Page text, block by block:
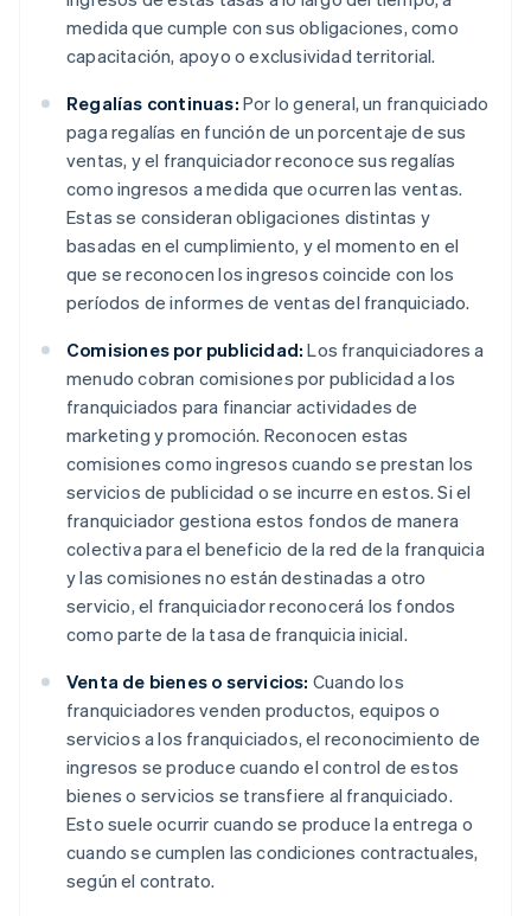
medida que cumple con sus obligaciones, como
capacitación, apoyo o exclusividad territorial.
Regalías continuas: Por lo general, un franquiciado
paga regalías en función de un porcentaje de sus
ventas, y el franquiciador reconoce sus regalías
como ingresos a medida que ocurren las ventas.
Estas se consideran obligaciones distintas y
basadas en el cumplimiento, y el momento en el
que se reconocen los ingresos coincide con los
períodos de informes de ventas del franquiciado.
Comisiones por publicidad: Los franquiciadores a
menudo cobran comisiones por publicidad a los
franquiciados para financiar actividades de
marketing y promoción. Reconocen estas
comisiones como ingresos cuando se prestan los
servicios de publicidad o se incurre en estos. Si el
franquiciador gestiona estos fondos de manera
colectiva para el beneficio de la red de la franquicia
y las comisiones no están destinadas a otro
servicio, el franquiciador reconocerá los fondos
como parte de la tasa de franquicia inicial.
Venta de bienes o servicios: Cuando los
franquiciadores venden productos, equipos o
servicios a los franquiciados, el reconocimiento de
ingresos se produce cuando el control de estos
bienes o servicios se transfiere al franquiciado.
Esto suele ocurrir cuando se produce la entrega o
cuando se cumplen las condiciones contractuales,
según el contrato.